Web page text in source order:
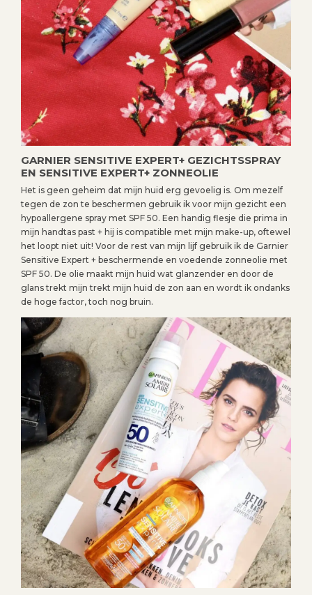
GARNIER SENSITIVE EXPERT+ GEZICHTSSPRAY
EN SENSITIVE EXPERT+ ZONNEOLIE
Het is geen geheim dat mijn huid erg gevoelig is. Om mezelf
tegen de zon te beschermen gebruik ik voor mijn gezicht een
hypoallergene spray met SPF 50. Een handig flesje die prima in
mijn handtas past + hij is compatible met mijn make-up, oftewel
het loopt niet uit! Voor de rest van mijn lijf gebruik ik de Garnier
Sensitive Expert + beschermende en voedende zonneolie met
SPF 50. De olie maakt mijn huid wat glanzender en door de
glans trekt mijn trekt mijn huid de zon aan en wordt ik ondanks
de hoge factor, toch nog bruin.